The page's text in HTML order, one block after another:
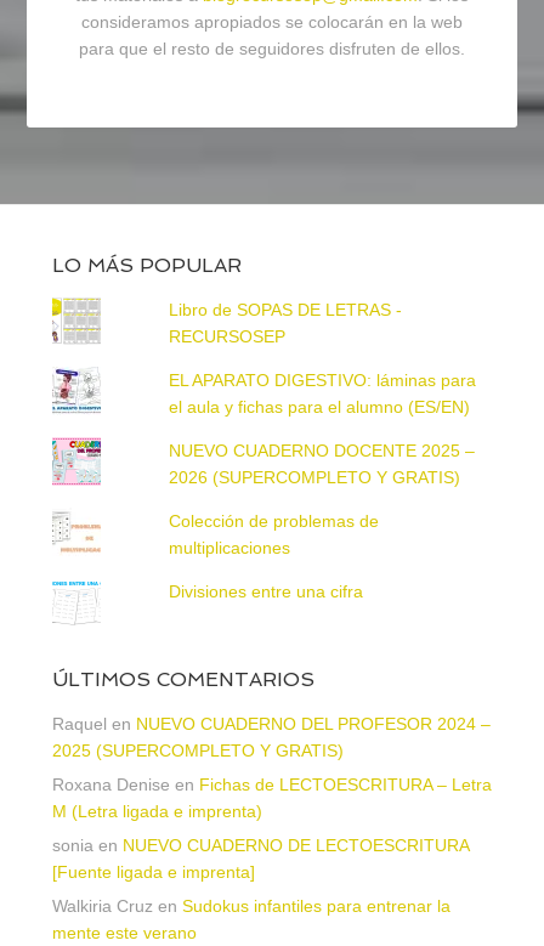
consideramos apropiados se colocarán en la web
para que el resto de seguidores disfruten de ellos.
LO MÁS POPULAR
Libro de SOPAS DE LETRAS -
RECURSOSEP
EL APARATO DIGESTIVO: láminas para
el aula y fichas para el alumno (ES/EN)
NUEVO CUADERNO DOCENTE 2025 –
2026 (SUPERCOMPLETO Y GRATIS)
Colección de problemas de
multiplicaciones
Divisiones entre una cifra
ÚLTIMOS COMENTARIOS
Raquel en NUEVO CUADERNO DEL PROFESOR 2024 –
2025 (SUPERCOMPLETO Y GRATIS)
Roxana Denise en Fichas de LECTOESCRITURA – Letra
M (Letra ligada e imprenta)
sonia en NUEVO CUADERNO DE LECTOESCRITURA
[Fuente ligada e imprenta]
Walkiria Cruz en Sudokus infantiles para entrenar la
mente este verano